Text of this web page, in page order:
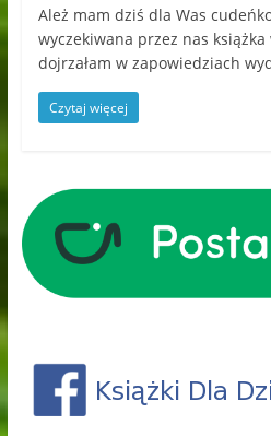
Ależ mam dziś dla Was
wyczekiwana przez nas
dojrzałam w zapowiedziach
Czytaj więcej